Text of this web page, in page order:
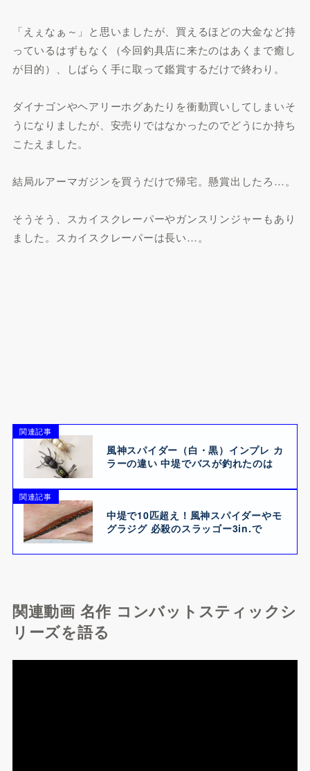
「えぇなぁ～」と思いましたが、買えるほどの大金など持
っているはずもなく（今回釣具店に来たのはあくまで癒し
が目的）、しばらく手に取って鑑賞するだけで終わり。
ダイナゴンやヘアリーホグあたりを衝動買いしてしまいそ
うになりましたが、安売りではなかったのでどうにか持ち
こたえました。
結局ルアーマガジンを買うだけで帰宅。懸賞出したろ…。
そうそう、スカイスクレーパーやガンスリンジャーもあり
ました。スカイスクレーパーは長い…。
関連記事
風神スパイダー（白・黒）インプレ カ
ラーの違い 中堤でバスが釣れたのは
関連記事
中堤で10匹超え！風神スパイダーやモ
グラジグ 必殺のスラッゴー3in.で
関連動画 名作 コンバットスティックシ
リーズを語る